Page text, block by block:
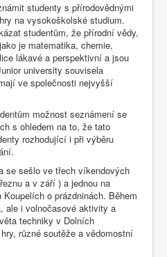
studenty s přírodovědnými
na vysokoškolské studium.
studentům, že přírodní vědy,
je matematika, chemie,
lákavé a perspektivní a jsou
university souvisela
ve společnosti nejvyšší
možnost seznámení se
s ohledem na to, že tato
rozhodující i při výběru
se sešlo ve třech víkendových
a v září ) a jednou na
o prázdninách. Během
ale i volnočasové aktivity a
techniky v Dolních
různé soutěže a vědomostní